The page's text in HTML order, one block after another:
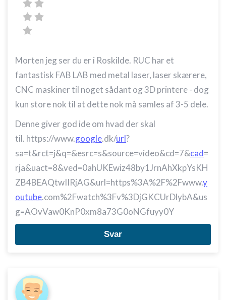
Morten jeg ser du er i Roskilde. RUC har et
fantastisk FAB LAB med metal laser, laser skærere,
CNC maskiner til noget sådant og 3D printere - dog
kun store nok til at dette nok må samles af 3-5 dele.
Denne giver god ide om hvad der skal
til. https://www.google.dk/url?
sa=t&rct=j&q=&esrc=s&source=video&cd=7&cad=
rja&uact=8&ved=0ahUKEwiz48by1JrnAhXkpYsKH
ZB4BEAQtwIIRjAG&url=https%3A%2F%2Fwww.y
outube.com%2Fwatch%3Fv%3DjGKCUrDlybA&us
g=AOvVaw0KnP0xm8a73G0oNGfuyy0Y
Svar